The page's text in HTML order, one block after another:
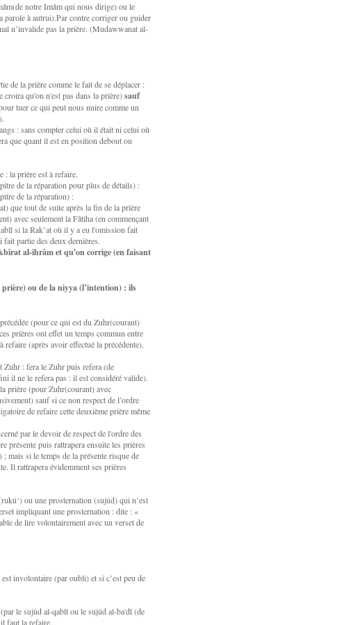
notre Imâm qui nous dirige) ou le
parole à autrui).Par contre corriger ou guider
n’invalide pas la prière. (Mudawwanat al-
de la prière comme le fait de se déplacer :
qu'on n'est pas dans la prière)sauf
tuer ce qui peut nous nuire comme un
: sans compter celui où il était ni celui où
que quant il est en position debout ou
: la prière est à refaire.
de la réparation pour plus de détails) :
de la réparation) :
que tout de suite après la fin de la prière
avec seulement la Fâtiha (en commençant
si la Rak’at où il y a eu l'omission fait
fait partie des deux dernières.
al-ihrâm et qu'on corrige (en faisant
ou de la niyya (l’intention) : ils
(pour ce qui est du Zuhr(courant)
prières ont effet un temps commun entre
refaire (après avoir effectué la précédente).
Zuhr : fera le Zuhr puis refera (de
il ne le refera pas : il est considéré valide).
prière (pour Zuhr(courant) avec
sauf si ce non respect de l’ordre
de refaire cette deuxième prière même
par le devoir de respect de l'ordre des
présente puis rattrapera ensuite les prières
mais si le temps de la présente risque de
Il rattrapera évidemment ses prières
ou une prosternation (sujûd) qui n’est
impliquant une prosternation : dite : «
de lire volontairement avec un verset de
involontaire (par oubli) et si c’est peu de
le sujûd al-qablî ou le sujûd al-ba'dî (de
faut la refaire.